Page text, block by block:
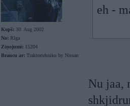
Kopš: 30. Aug 2002
No: Rīga
Ziņojumi: 15204
Braucu ar: Traktortehniku by Nissan
eh -
Nu jaa,